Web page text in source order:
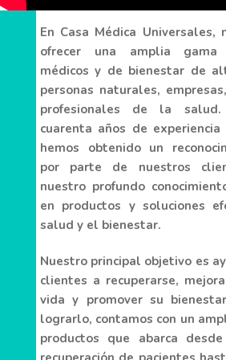
En Casa Médica Universales,
ofrecer una amplia gama
médicos y de bienestar de
personas naturales,
profesionales de la
cuarenta años de
hemos obtenido un
por parte de nuestros
nuestro profundo
en productos y soluciones
salud y el bienestar.
Nuestro principal objetivo es
clientes a recuperarse,
vida y promover su
lograrlo, contamos con un
productos que abarca